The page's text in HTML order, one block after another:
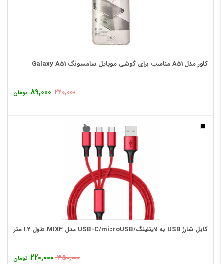
کاور مدل A51 مناسب برای گوشی موبایل سامسونگ Galaxy A51
۲۲۰,۰۰۰ ۸۹,۰۰۰ تومان
کابل شارژ USB به لایتنینگ/USB-C/microUSB مدل MIX3 طول 1.2 متر
۳۵۰,۰۰۰ ۲۲۰,۰۰۰ تومان